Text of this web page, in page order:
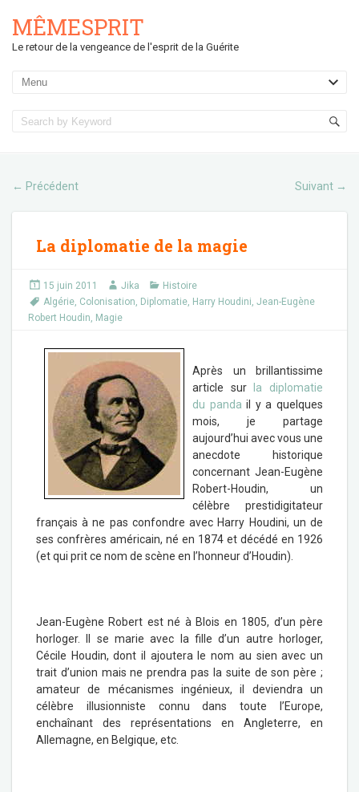
MÊMESPRIT
Le retour de la vengeance de l'esprit de la Guérite
← Précédent Suivant →
La diplomatie de la magie
15 juin 2011 Jika
Histoire
Algérie, Colonisation, Diplomatie, Harry Houdini, Jean-Eugène
Robert Houdin, Magie
Après un brillantissime
article sur
la diplomatie
du panda il y a quelques
mois, je partage
aujourd’hui avec vous une
anecdote historique
concernant Jean-Eugène
Robert-Houdin, un
célèbre prestidigitateur
français à ne pas confondre avec Harry Houdini, un de
ses confrères américain, né en 1874 et décédé en 1926
(et qui prit ce nom de scène en l’honneur d’Houdin).
Jean-Eugène Robert est né à Blois en 1805, d’un père
horloger. Il se marie avec la fille d’un autre horloger,
Cécile Houdin, dont il ajoutera le nom au sien avec un
trait d’union mais ne prendra pas la suite de son père ;
amateur de mécanismes ingénieux, il deviendra un
célèbre illusionniste connu dans toute l’Europe,
enchaînant des représentations en Angleterre, en
Allemagne, en Belgique, etc.